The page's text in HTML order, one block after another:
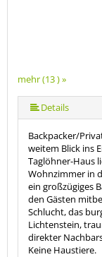
mehr (13 ) »
mehr (13 ) »
mehr (13 ) »
mehr (13 ) »
mehr (13 ) »
mehr (13 ) »
mehr (13 ) »
mehr (13 ) »
mehr (13 ) »
mehr (13 ) »
Details
Backpacker/
weitem Blick ins
Taglöhner-Haus
Wohnzimmer in
ein großzügiges
den Gästen
Schlucht, das
Lichtenstein,
direkter
Keine Haustiere.